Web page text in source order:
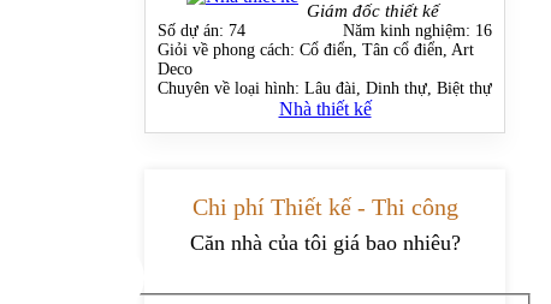
Giám đốc thiết kế
Số dự án: 74 Năm kinh nghiệm: 16
Giỏi về phong cách: Cổ điển, Tân cổ điển, Art
Deco
Chuyên về loại hình: Lâu đài, Dinh thự, Biệt thự
Nhà thiết kế
Chi phí Thiết kế - Thi công
Căn nhà của tôi giá bao nhiêu?